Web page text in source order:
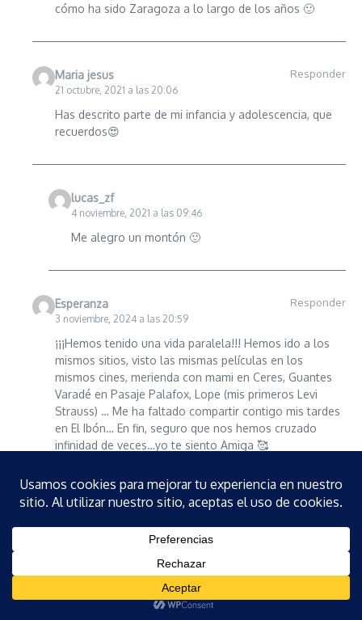
cómo ha sido Zaragoza a lo largo de los años 🙂
Maria jesus
21 octubre, 2021 a las 20:06
Responder
Has descrito parte de mi infancia y adolescencia, que
recuerdos😍
lucas_zf
4 noviembre, 2021 a las 09:46
Me alegro un montón 🙂
Esperanza
3 noviembre, 2024 a las 20:59
Responder
¡¡¡Hemos tenido una vida paralela!!! Hemos ido a los
mismos sitios, visto las mismas películas en los
mismos cines, merienda con mami en Ceres, Guantes
Varadé en Pasaje Palafox, Lope (mis primeros Levi
Strauss) … Me ha faltado compartir contigo mis tardes
en El Ibón… En fin, seguro que nos hemos cruzado
infinidad de veces…yo te siento Amiga 🥰
Fino Ruiz
30 abril, 2020 a las 11:28
Responder